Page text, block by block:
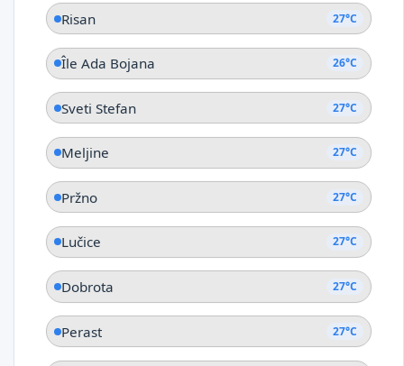
Risan 27°C
Île Ada Bojana 26°C
Sveti Stefan 27°C
Meljine 27°C
Pržno 27°C
Lučice 27°C
Dobrota 27°C
Perast 27°C